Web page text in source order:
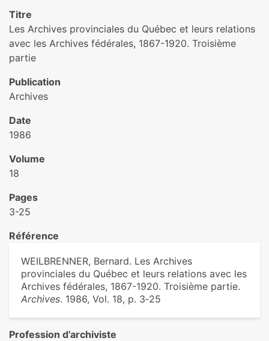
Titre
Les Archives provinciales du Québec et leurs relations
avec les Archives fédérales, 1867-1920. Troisième
partie
Publication
Archives
Date
1986
Volume
18
Pages
3-25
Référence
WEILBRENNER, Bernard. Les Archives
provinciales du Québec et leurs relations avec les
Archives fédérales, 1867-1920. Troisième partie.
Archives. 1986, Vol. 18, p. 3‑25
Profession d’archiviste